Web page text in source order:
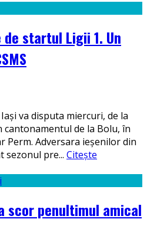
startul Ligii 1. Un
va disputa miercuri, de la
cantonamentul de la Bolu, în
Perm. Adversara ieșenilor din
sezonul pre... Citește
scor penultimul amical